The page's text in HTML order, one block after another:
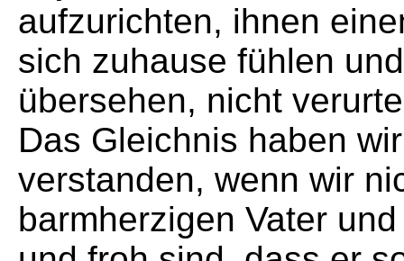
aufzurichten, ihnen
sich zuhause fühlen
übersehen, nicht
Das Gleichnis haben
verstanden, wenn wir
barmherzigen Vater